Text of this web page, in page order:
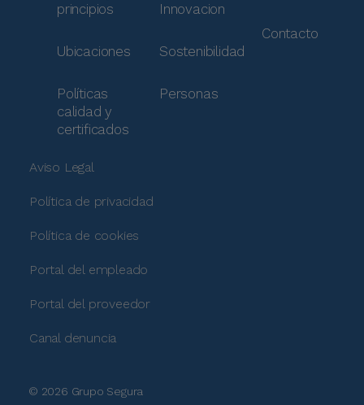
principios
Ubicaciones
Políticas
calidad y
certificados
Innovacion
Sostenibilidad
Personas
Contacto
Aviso Legal
Política de privacidad
Política de cookies
Portal del empleado
Portal del proveedor
Canal denuncia
© 2026 Grupo Segura